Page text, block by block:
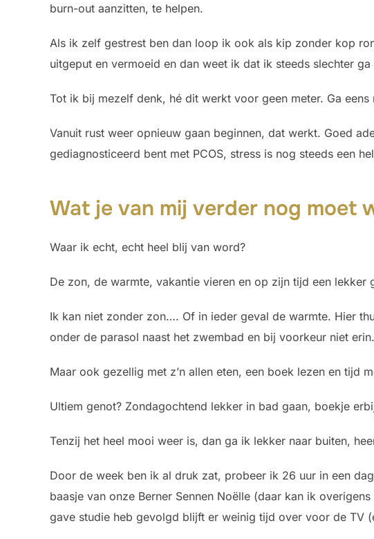
burn-out aanzitten, te helpen.
Als ik zelf gestrest ben dan loop ik ook als kip zonder kop
uitgeput en vermoeid en dan weet ik dat ik steeds slechter
Tot ik bij mezelf denk, hé dit werkt voor geen meter. Ga
Vanuit rust weer opnieuw gaan beginnen, dat werkt. Goed
gediagnosticeerd bent met PCOS, stress is nog steeds een
Wat je van mij verder nog moet
Waar ik echt, echt heel blij van word?
De zon, de warmte, vakantie vieren en op zijn tijd een lekker
Ik kan niet zonder zon…. Of in ieder geval de warmte. Hier
onder de parasol naast het zwembad en bij voorkeur niet erin.
Maar ook gezellig met z’n allen eten, een boek lezen en tijd
Ultiem genot? Zondagochtend lekker in bad gaan, boekje
Tenzij het heel mooi weer is, dan ga ik lekker naar buiten,
Door de week ben ik al druk zat, probeer ik 26 uur in een
baasje van onze Berner Sennen Noëlle (daar kan ik
gave studie heb gevolgd blijft er weinig tijd over voor de TV